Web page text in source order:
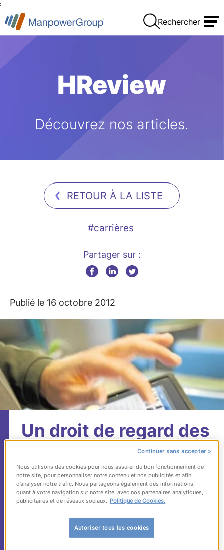
:
Rechercher
HReview
Découvrez nos articles.
RETOUR À LA LISTE
#carrières
Partager sur :
Publié le 16 octobre 2012
Un droit de regard des
entreprises sur les
appareils privés des
salariés ? (Y. Padova)
Les affaires sont nombreuses, qui
montrent que l’employeur peut avoir accès
Continuer sans accepter >
Nous utilisons des cookies pour nous assurer du bon fonctionnement de
notre site, pour personnaliser notre contenu et nos publicités et afin
d’analyser notre trafic. Nous partageons également des informations,
quant à votre navigation sur notre site, avec nos partenaires analytiques,
publicitaires et de réseaux sociaux. Politique de Cookies.
Autoriser tous les cookies